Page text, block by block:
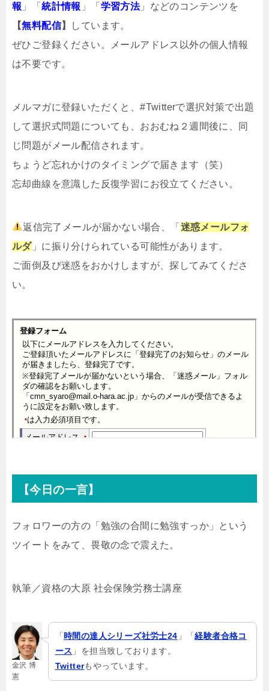
報 」「統計情報 」「 学習方法」などのコンテンツを
【無料配信】
しています。
ぜひご登録ください。メールアドレス以外の個人情報
は不要です。
メルマガに登録いただくと、#Twitterで選択対策で出題
して選択式問題についても、おおむね２週間後に、同
じ問題がメール配信されます。
ちょうど忘れかけのタイミングで届きます（笑）
忘却曲線を意識した反復学習にお役立てください。
返信完了メールが届かない場合、「 迷惑メールフォ
ルダ」に振り分けられている可能性があります。
ご面倒及び迷惑をおかけしますが、探してみてくださ
い。
【今日の一言】
フォロワーの方の「勉強の合間に勉強すっか」という
ツイートをみて、畏敬の念で震えた。
執筆／資格の大原 社会保険労務士講座
金沢 博
憲
「 時間の達人シリーズ社労士24 」「経験者合格コ
ース 」を担当致しております。
Twitterもやっています。